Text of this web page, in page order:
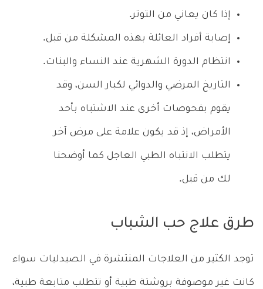
إذا كان يعاني من التوتر.
إصابة أفراد العائلة بهذه المشكلة من قبل.
انتظام الدورة الشهرية عند النساء والبنات.
التاريخ المرضي والدوائي لكبار السن، وقد
يقوم بفحوصات أخرى عند الاشتباه بأحد
الأمراض، إذ قد يكون علامة على مرض آخر
يتطلب الانتباه الطبي العاجل كما أوضحنا
لك من قبل.
طرق علاج حب الشباب
توجد الكثير من العلاجات المنتشرة في الصيدليات سواء
كانت غير موصوفة بروشتة طبية أو تتطلب متابعة طبية،